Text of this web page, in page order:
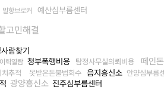
밀항브로커 예산심부름센터
고민해결
람찾기
력열람 청부폭행비용 탐정사무실의뢰비용 떼인
치추적 못받은돈불법회수 음지흥신소 안양심부름
광양흥신소 진주심부름센터